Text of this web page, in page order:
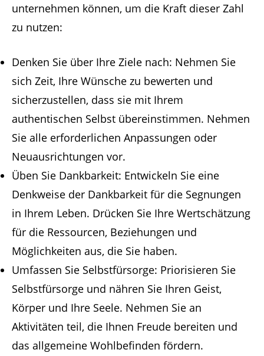
unternehmen können, um die Kraft dieser Zahl
zu nutzen:
Denken Sie über Ihre Ziele nach: Nehmen Sie
sich Zeit, Ihre Wünsche zu bewerten und
sicherzustellen, dass sie mit Ihrem
authentischen Selbst übereinstimmen. Nehmen
Sie alle erforderlichen Anpassungen oder
Neuausrichtungen vor.
Üben Sie Dankbarkeit: Entwickeln Sie eine
Denkweise der Dankbarkeit für die Segnungen
in Ihrem Leben. Drücken Sie Ihre Wertschätzung
für die Ressourcen, Beziehungen und
Möglichkeiten aus, die Sie haben.
Umfassen Sie Selbstfürsorge: Priorisieren Sie
Selbstfürsorge und nähren Sie Ihren Geist,
Körper und Ihre Seele. Nehmen Sie an
Aktivitäten teil, die Ihnen Freude bereiten und
das allgemeine Wohlbefinden fördern.